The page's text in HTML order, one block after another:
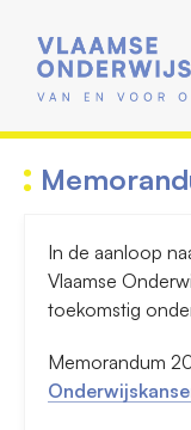
In de aanloop
Vlaamse
toekomstig
Memorandum